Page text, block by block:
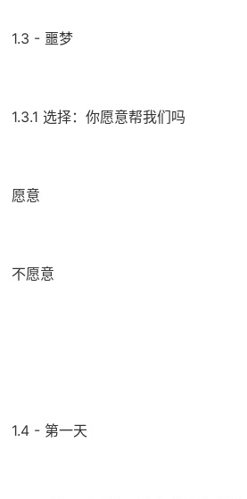
1.3 - 噩梦
1.3.1 选择：你愿意帮我们吗
愿意
不愿意
1.4 - 第一天